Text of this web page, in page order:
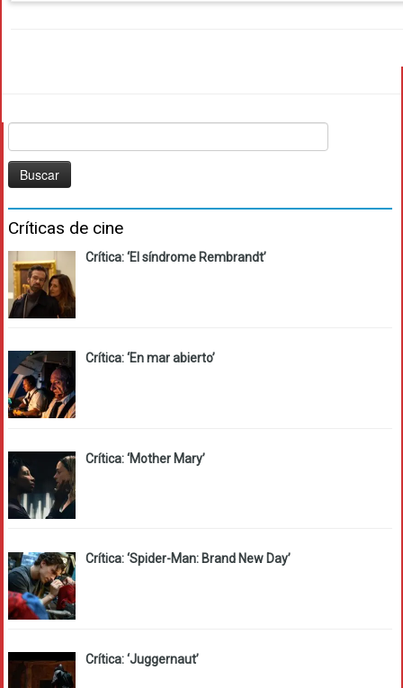
Críticas de cine
Crítica: ‘El síndrome Rembrandt’
Crítica: ‘En mar abierto’
Crítica: ‘Mother Mary’
Crítica: ‘Spider-Man: Brand New Day’
Crítica: ‘Juggernaut’